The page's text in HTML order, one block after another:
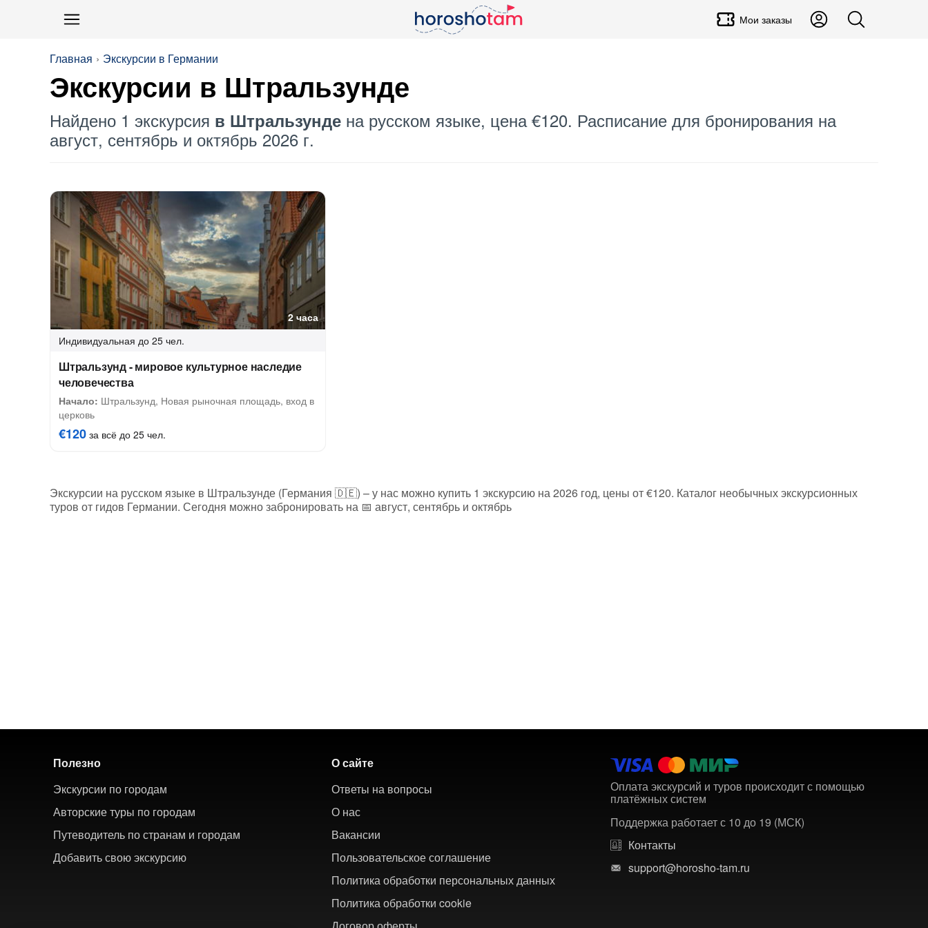
Мои заказы
Главная Экскурсии в Германии
Экскурсии в Штральзунде
Найдено 1 экскурсия в Штральзунде на русском языке, цена €120. Расписание для бронирования на
август, сентябрь и октябрь 2026 г.
2 часа
Индивидуальная до 25 чел.
Штральзунд - мировое культурное наследие
человечества
Начало: Штральзунд, Новая рыночная площадь, вход в
церковь
€120 за всё до 25 чел.
Экскурсии на русском языке в Штральзунде (Германия 🇩🇪) – у нас можно купить 1 экскурсию на 2026 год, цены от €120. Каталог необычных экскурсионных
туров от гидов Германии. Сегодня можно забронировать на 📅 август, сентябрь и октябрь
Полезно
Экскурсии по городам
Авторские туры по городам
Путеводитель по странам и городам
Добавить свою экскурсию
О сайте
Ответы на вопросы
О нас
Вакансии
Пользовательское соглашение
Политика обработки персональных данных
Политика обработки cookie
Оплата экскурсий и туров происходит с помощью
платёжных систем
Поддержка работает с 10 до 19 (МСК)
Контакты
support@horosho-tam.ru